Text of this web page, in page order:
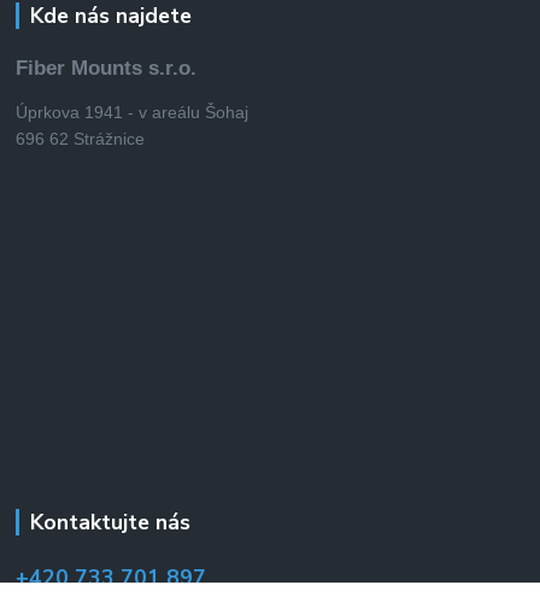
Kde nás najdete
Fiber Mounts s.r.o.
Úprkova 1941 - v areálu Šohaj
696 62 Strážnice
Kontaktujte nás
+420 733 701 897